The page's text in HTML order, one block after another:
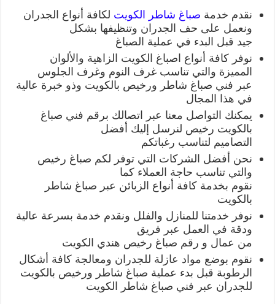
نقدم خدمة صباغ شاطر الكويت لكافة أنواع الجدران
ونعمل على حف الجدران وتنظيفها بشكل
جيد قبل البدء في عملية الصباغ
نوفر كافة أنواع اصباغ الكويت الزاهية والألوان
المميزة والتي تناسب غرف النوم وغرف الجلوس
عبر فني صباغ شاطر ورخيص بالكويت وذو خبرة عالية
في هذا المجال
يمكنك التواصل معنا عبر اتصالك برقم فني صباغ
بالكويت رخيص لنرسل إليك أفضل
التصاميم لتناسب رغباتكم
نحن أفضل الشركات التي توفر لكم صباغ رخيص
والتي تناسب حاجة العملاء كما
نقوم بخدمة كافة أنواع الزبائن عبر صباغ شاطر
بالكويت
نوفر خدمتنا للمنازل والفلل ونقدم خدمة بسرعة عالية
ودقة في العمل عبر فريق
من عمال و رقم صباغ رخيص هندي الكويت
نقوم بوضع مواد عازلة للجدران ومعالجة كافة أشكال
الرطوبة قبل بدء عملية صباغ شاطر ورخيص بالكويت
للجدران عبر فني صباغ شاطر الكويت